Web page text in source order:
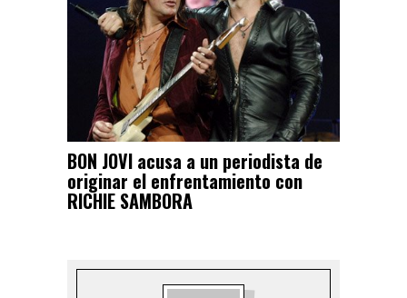
BON JOVI acusa a un periodista de
originar el enfrentamiento con
RICHIE SAMBORA